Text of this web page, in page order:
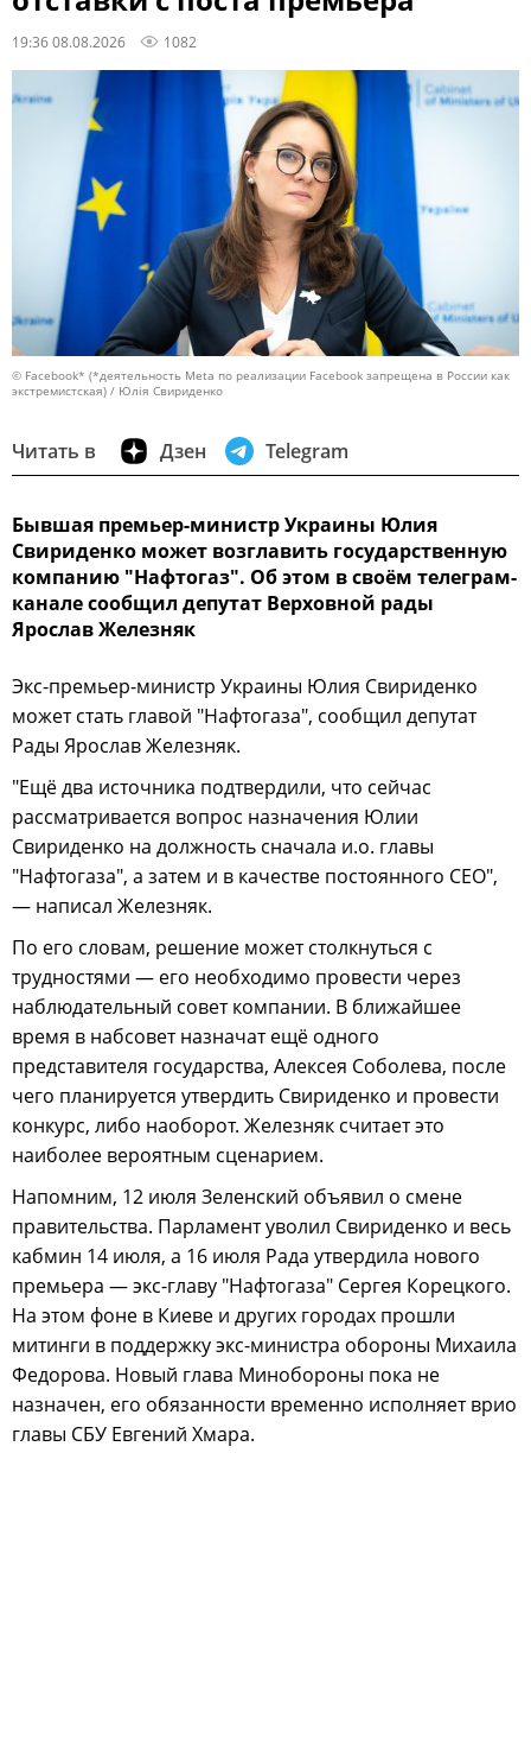
19:36 08.08.2026 1082
© Facebook* (*деятельность Meta по реализации Facebook запрещена в России как
экстремистская) / Юлія Свириденко
Читать в Дзен Telegram
Бывшая премьер-министр Украины Юлия
Свириденко может возглавить государственную
компанию "Нафтогаз". Об этом в своём телеграм-
канале сообщил депутат Верховной рады
Ярослав Железняк
Экс-премьер-министр Украины Юлия Свириденко
может стать главой "Нафтогаза", сообщил депутат
Рады Ярослав Железняк.
"Ещё два источника подтвердили, что сейчас
рассматривается вопрос назначения Юлии
Свириденко на должность сначала и.о. главы
"Нафтогаза", а затем и в качестве постоянного CEO",
— написал Железняк.
По его словам, решение может столкнуться с
трудностями — его необходимо провести через
наблюдательный совет компании. В ближайшее
время в набсовет назначат ещё одного
представителя государства, Алексея Соболева, после
чего планируется утвердить Свириденко и провести
конкурс, либо наоборот. Железняк считает это
наиболее вероятным сценарием.
Напомним, 12 июля Зеленский объявил о смене
правительства. Парламент уволил Свириденко и весь
кабмин 14 июля, а 16 июля Рада утвердила нового
премьера — экс-главу "Нафтогаза" Сергея Корецкого.
На этом фоне в Киеве и других городах прошли
митинги в поддержку экс-министра обороны Михаила
Федорова. Новый глава Минобороны пока не
назначен, его обязанности временно исполняет врио
главы СБУ Евгений Хмара.